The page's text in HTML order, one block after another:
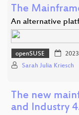
The
An alternative
openSUSE
Sarah Julia Kriesch
The new
and Industry